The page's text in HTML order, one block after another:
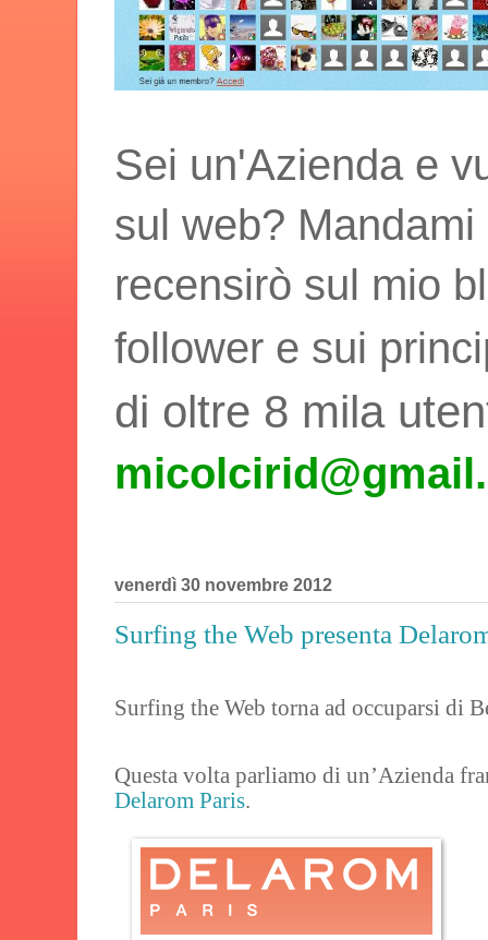
Sei un'Azienda e
sul web?
recensirò sul mio
follower e sui
di oltre 8 mila
venerdì 30 novembre 2012
Surfing the Web presenta
Surfing the Web torna ad occuparsi di
Questa volta parliamo di un’Azienda
Delarom Paris.